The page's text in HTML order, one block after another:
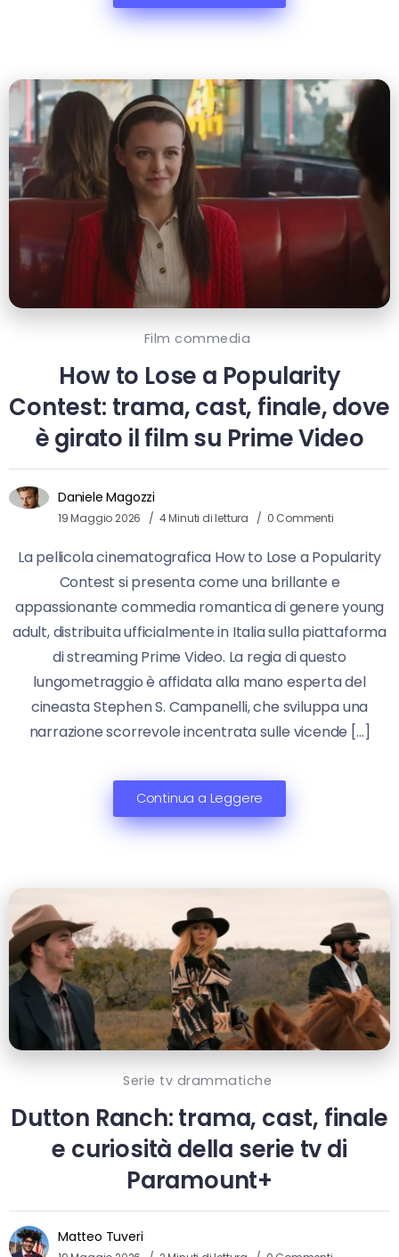
Film commedia
How to Lose a Popularity
Contest: trama, cast, finale, dove
è girato il film su Prime Video
Daniele Magozzi
19 Maggio 2026 4 Minuti di lettura 0 Commenti
La pellicola cinematografica How to Lose a Popularity
Contest si presenta come una brillante e
appassionante commedia romantica di genere young
adult, distribuita ufficialmente in Italia sulla piattaforma
di streaming Prime Video. La regia di questo
lungometraggio è affidata alla mano esperta del
cineasta Stephen S. Campanelli, che sviluppa una
narrazione scorrevole incentrata sulle vicende […]
Continua a Leggere
Serie tv drammatiche
Dutton Ranch: trama, cast, finale
e curiosità della serie tv di
Paramount+
Matteo Tuveri